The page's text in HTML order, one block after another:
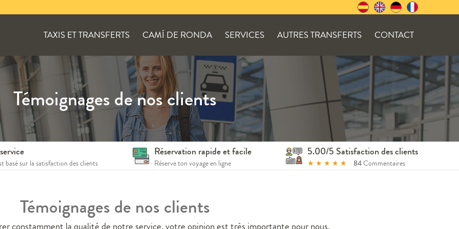
TAXIS ET TRANSFERTS CAMÍ DE RONDA SERVICES AUTRES TRANSFERTS CONTACT
basé sur la satisfaction des clients
Réservation rapide et facile
Réserve ton voyage en ligne
5.00/5 Satisfaction des clients
★ ★ ★ ★ ★ 84Commentaires
Témoignages de nos clients
Témoignages de nos clients
constamment la qualité de notre service, votre opinion est très importante pour nous.